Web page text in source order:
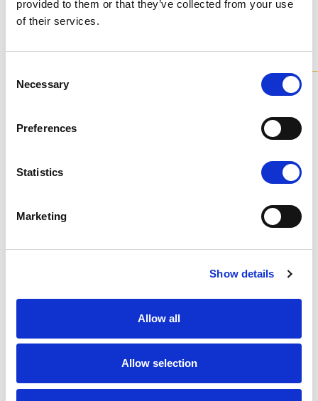
provided to them or that they’ve collected from your use
of their services.
Selection
Necessary
Preferences
Statistics
Marketing
Show details
Allow all
Allow selection
Моделииз коллекции
Все наши люстры доступны в различных вариантах и ​​
Современны
й светильник
Муранское
PL7520R-40x95x50-N1
40cmx 95cmx 50cm